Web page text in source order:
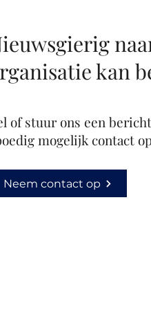
kan
of stuur ons een
mogelijk contact
Neem contact op